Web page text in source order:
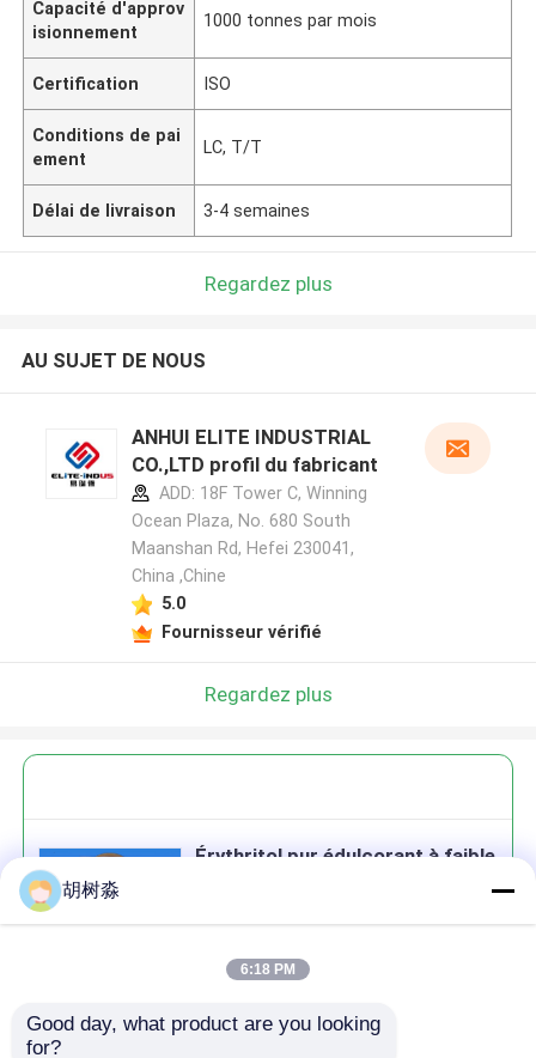
Capacité d'approv
isionnement
1000 tonnes par mois
Certification ISO
Conditions de pai
ement
LC, T/T
Délai de livraison 3-4 semaines
Regardez plus
AU SUJET DE NOUS
ANHUI ELITE INDUSTRIAL
CO.,LTD profil du fabricant
ADD: 18F Tower C, Winning
Ocean Plaza, No. 680 South
Maanshan Rd, Hefei 230041,
China ,Chine
5.0
Fournisseur vérifié
Regardez plus
Érythritol pur édulcorant à faible
Continuer
胡树淼
6:18 PM
Good day, what product are you looking
for?